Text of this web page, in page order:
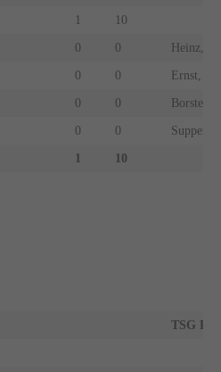
1 10
0 0 Heinz,
0 0 Ernst,
0 0 Borsten,
0 0 Supper,
1 10
TSG